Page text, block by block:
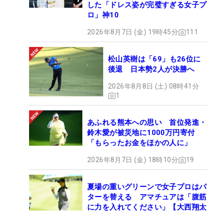
した「ドレス姿が完璧すぎる女子プ
ロ」神10
2026年8月7日 (金) 19時45分 111
松山英樹は「69」も26位に
後退 日本勢2人が決勝へ
2026年8月8日 (土) 08時41分
1
あふれる熊本への思い 首位発進・
鈴木愛が被災地に1000万円寄付
「もらったお金をほかの人に」
2026年8月7日 (金) 18時10分 19
夏場の重いグリーンで女子プロはパ
ターを替える アマチュアは「腹筋
に力を入れてください」【大西翔太